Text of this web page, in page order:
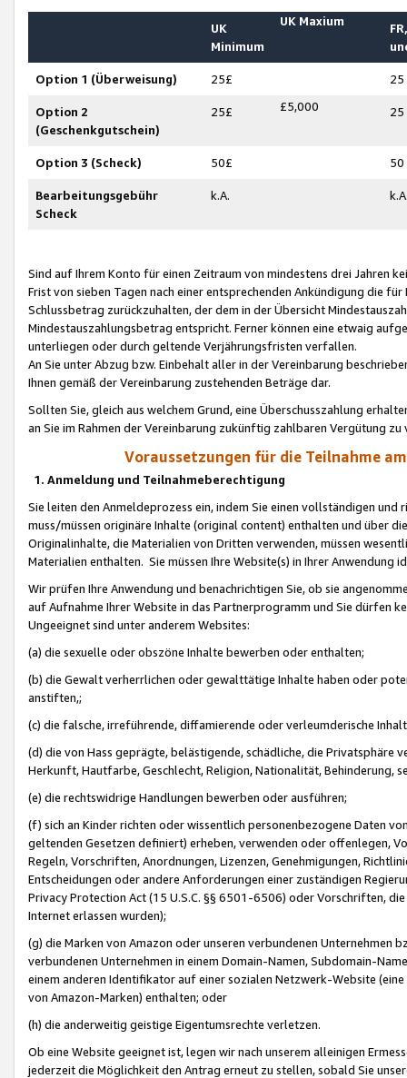
UK
Minimum
UK Maxium
Option 1 (Überweisung) 25£ 25
Option 2
(Geschenkgutschein)
25£ £5,000 25
Option 3 (Scheck) 50£ 50
Bearbeitungsgebühr
Scheck
k.A.
Sind auf Ihrem Konto für einen Zeitraum von mindestens drei Jahren
Frist von sieben Tagen nach einer entsprechenden Ankündigung die
Schlussbetrag zurückzuhalten, der dem in der Übersicht
Mindestauszahlungsbetrag entspricht. Ferner können eine etwaig
unterliegen oder durch geltende Verjährungsfristen verfallen.
An Sie unter Abzug bzw. Einbehalt aller in der Vereinbarung
Ihnen gemäß der Vereinbarung zustehenden Beträge dar.
Sollten Sie, gleich aus welchem Grund, eine Überschusszahlung
an Sie im Rahmen der Vereinbarung zukünftig zahlbaren Vergütung zu
Voraussetzungen für die Teilnahme
1. Anmeldung und Teilnahmeberechtigung
Sie leiten den Anmeldeprozess ein, indem Sie einen vollständigen
muss/müssen originäre Inhalte (original content) enthalten und über
Originalinhalte, die Materialien von Dritten verwenden, müssen
Materialien enthalten. Sie müssen Ihre Website(s) in Ihrer Anwendung
Wir prüfen Ihre Anwendung und benachrichtigen Sie, ob sie
auf Aufnahme Ihrer Website in das Partnerprogramm und Sie dürfen
Ungeeignet sind unter anderem Websites:
(a) die sexuelle oder obszöne Inhalte bewerben oder enthalten;
(b) die Gewalt verherrlichen oder gewalttätige Inhalte haben oder
anstiften,;
(c) die falsche, irreführende, diffamierende oder verleumderische
(d) die von Hass geprägte, belästigende, schädliche, die Privatsphäre
Herkunft, Hautfarbe, Geschlecht, Religion, Nationalität, Behinderung,
(e) die rechtswidrige Handlungen bewerben oder ausführen;
(f) sich an Kinder richten oder wissentlich personenbezogene Daten
geltenden Gesetzen definiert) erheben, verwenden oder offenlegen,
Regeln, Vorschriften, Anordnungen, Lizenzen, Genehmigungen,
Entscheidungen oder andere Anforderungen einer zuständigen
Privacy Protection Act (15 U.S.C. §§ 6501-6506) oder Vorschriften,
Internet erlassen wurden);
(g) die Marken von Amazon oder unseren verbundenen Unternehmen
verbundenen Unternehmen in einem Domain-Namen, Subdomain-
einem anderen Identifikator auf einer sozialen Netzwerk-Website
von Amazon-Marken) enthalten; oder
(h) die anderweitig geistige Eigentumsrechte verletzen.
Ob eine Website geeignet ist, legen wir nach unserem alleinigen
jederzeit die Möglichkeit den Antrag erneut zu stellen, sobald Sie